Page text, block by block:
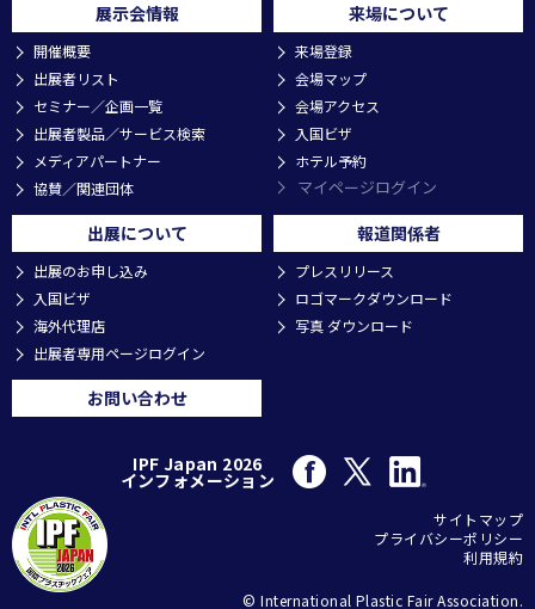
展示会情報
開催概要
出展者リスト
セミナー／企画一覧
出展者製品／サービス検索
メディアパートナー
協賛／関連団体
来場について
来場登録
会場マップ
会場アクセス
入国ビザ
ホテル予約
マイページログイン
出展について
出展のお申し込み
入国ビザ
海外代理店
出展者専用ページログイン
報道関係者
プレスリリース
ロゴマークダウンロード
写真 ダウンロード
お問い合わせ
IPF Japan 2026
インフォメーション
サイトマップ
プライバシーポリシー
利用規約
© International Plastic Fair Association.